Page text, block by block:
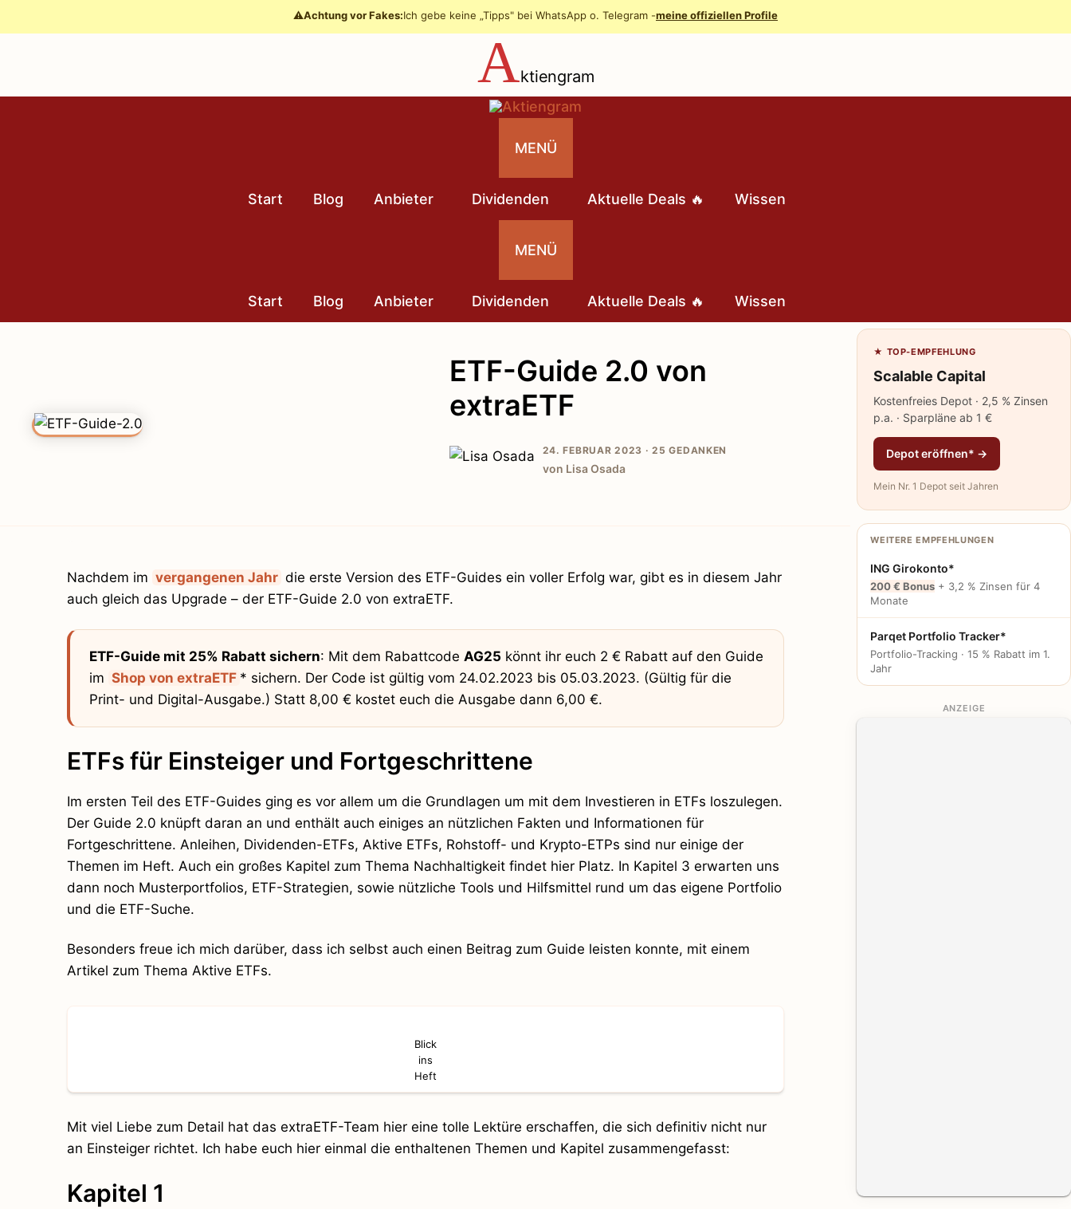
Inhalt
⚠️Achtung vor Fakes:Ich gebe keine „Tipps" bei WhatsApp o. Telegram -meine offiziellen Profile
Aktiengram
MENÜ
Start Blog Anbieter Dividenden Aktuelle Deals 🔥 Wissen
MENÜ
Start Blog Anbieter Dividenden Aktuelle Deals 🔥 Wissen
ETF-Guide 2.0 von
extraETF
24. FEBRUAR 2023 ·25 GEDANKEN
von Lisa Osada
Nachdem im vergangenen Jahr die erste Version des ETF-Guides ein voller Erfolg war, gibt es in diesem Jahr
auch gleich das Upgrade – der ETF-Guide 2.0 von extraETF.
ETF-Guide mit 25% Rabatt sichern: Mit dem Rabattcode AG25 könnt ihr euch 2 € Rabatt auf den Guide
im Shop von extraETF * sichern. Der Code ist gültig vom 24.02.2023 bis 05.03.2023. (Gültig für die
Print- und Digital-Ausgabe.) Statt 8,00 € kostet euch die Ausgabe dann 6,00 €.
ETFs für Einsteiger und Fortgeschrittene
Im ersten Teil des ETF-Guides ging es vor allem um die Grundlagen um mit dem Investieren in ETFs loszulegen.
Der Guide 2.0 knüpft daran an und enthält auch einiges an nützlichen Fakten und Informationen für
Fortgeschrittene. Anleihen, Dividenden-ETFs, Aktive ETFs, Rohstoff- und Krypto-ETPs sind nur einige der
Themen im Heft. Auch ein großes Kapitel zum Thema Nachhaltigkeit findet hier Platz. In Kapitel 3 erwarten uns
dann noch Musterportfolios, ETF-Strategien, sowie nützliche Tools und Hilfsmittel rund um das eigene Portfolio
und die ETF-Suche.
Besonders freue ich mich darüber, dass ich selbst auch einen Beitrag zum Guide leisten konnte, mit einem
Artikel zum Thema Aktive ETFs.
Blick
ins
Heft
Mit viel Liebe zum Detail hat das extraETF-Team hier eine tolle Lektüre erschaffen, die sich definitiv nicht nur
an Einsteiger richtet. Ich habe euch hier einmal die enthaltenen Themen und Kapitel zusammengefasst:
Kapitel 1
★ TOP-EMPFEHLUNG
Scalable Capital
Kostenfreies Depot · 2,5 % Zinsen
p.a. · Sparpläne ab 1 €
Depot eröffnen* →
Mein Nr. 1 Depot seit Jahren
WEITERE EMPFEHLUNGEN
ING Girokonto*
200 € Bonus + 3,2 % Zinsen für 4
Monate
Parqet Portfolio Tracker*
Portfolio-Tracking · 15 % Rabatt im 1.
Jahr
ANZEIGE